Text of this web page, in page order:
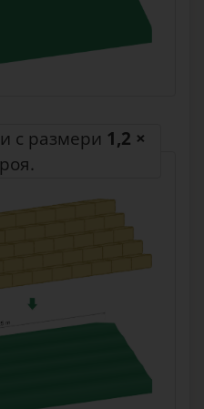
с размери 1,2 ×